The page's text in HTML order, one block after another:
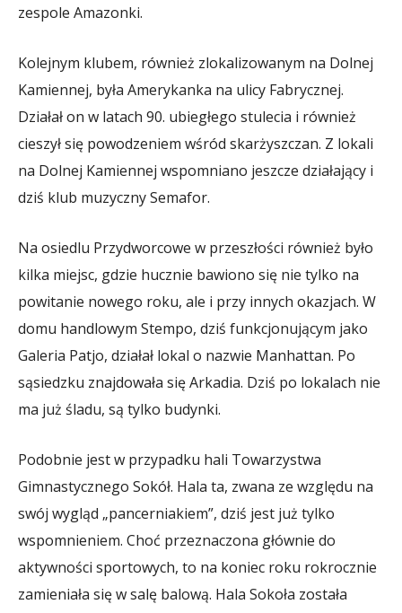
zespole Amazonki.
Kolejnym klubem, również zlokalizowanym na Dolnej
Kamiennej, była Amerykanka na ulicy Fabrycznej.
Działał on w latach 90. ubiegłego stulecia i również
cieszył się powodzeniem wśród skarżyszczan. Z lokali
na Dolnej Kamiennej wspomniano jeszcze działający i
dziś klub muzyczny Semafor.
Na osiedlu Przydworcowe w przeszłości również było
kilka miejsc, gdzie hucznie bawiono się nie tylko na
powitanie nowego roku, ale i przy innych okazjach. W
domu handlowym Stempo, dziś funkcjonującym jako
Galeria Patjo, działał lokal o nazwie Manhattan. Po
sąsiedzku znajdowała się Arkadia. Dziś po lokalach nie
ma już śladu, są tylko budynki.
Podobnie jest w przypadku hali Towarzystwa
Gimnastycznego Sokół. Hala ta, zwana ze względu na
swój wygląd „pancerniakiem”, dziś jest już tylko
wspomnieniem. Choć przeznaczona głównie do
aktywności sportowych, to na koniec roku rokrocznie
zamieniała się w salę balową. Hala Sokoła została